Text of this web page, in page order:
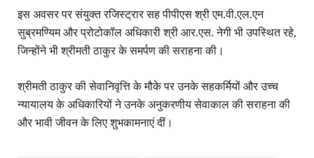
इस अवसर पर संयुक्त रजिस्ट्रार सह पीपीएस श्री एम.वी.एल.एन
सुब्रमण्यिम और प्रोटोकॉल अधिकारी श्री आर.एस. नेगी भी उपस्थित रहे,
जिन्होंने भी श्रीमती ठाकुर के समर्पण की सराहना की।
श्रीमती ठाकुर की सेवानिवृत्ति के मौके पर उनके सहकर्मियों और उच्च
न्यायालय के अधिकारियों ने उनके अनुकरणीय सेवाकाल की सराहना की
और भावी जीवन के लिए शुभकामनाएं दीं।